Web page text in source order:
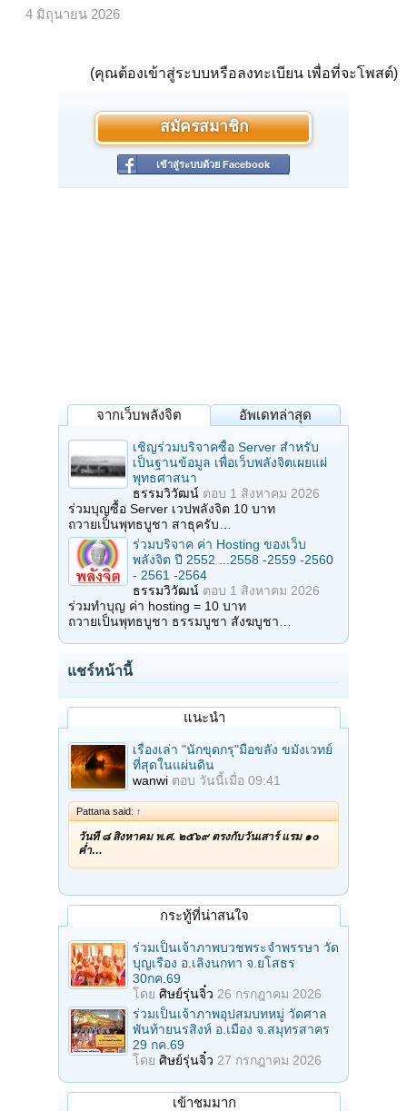
4 มิถุนายน 2026
(คุณต้องเข้าสู่ระบบหรือลงทะเบียน เพื่อที่จะโพสต์)
สมัครสมาชิก
เข้าสู่ระบบด้วย Facebook
จากเว็บพลังจิต อัพเดทล่าสุด
เชิญร่วมบริจาคซื้อ Server สำหรับ
เป็นฐานข้อมูล เพื่อเว็บพลังจิตเผยแผ่
พุทธศาสนา
ธรรมวิวัฒน์ ตอบ 1 สิงหาคม 2026
ร่วมบุญซื้อ Server เวปพลังจิต 10 บาท
ถวายเป็นพุทธบูชา สาธุครับ…
ร่วมบริจาค ค่า Hosting ของเว็บ
พลังจิต ปี 2552 ...2558 -2559 -2560
- 2561 -2564
ธรรมวิวัฒน์ ตอบ 1 สิงหาคม 2026
ร่วมทำบุญ ค่า hosting = 10 บาท
ถวายเป็นพุทธบูชา ธรรมบูชา สังฆบูชา…
แชร์หน้านี้
แนะนำ
เรื่องเล่า "นักขุดกรุ"มือขลัง ขมังเวทย์
ที่สุดในแผ่นดิน
wanwi ตอบ วันนี้เมื่อ 09:41
Pattana said: ↑
วันที่ ๘ สิงหาคม พ.ศ. ๒๕๖๙ ตรงกับวันเสาร์ แรม ๑๐
ค่ำ…
กระทู้ที่น่าสนใจ
ร่วมเป็นเจ้าภาพบวชพระจำพรรษา วัด
บุญเรือง อ.เลิงนกทา จ.ยโสธร
30กค.69
โดย ศิษย์รุ่นจิ๋ว 26 กรกฎาคม 2026
ร่วมเป็นเจ้าภาพอุปสมบทหมู่ วัดศาล
พันท้ายนรสิงห์ อ.เมือง จ.สมุทรสาคร
29 กค.69
โดย ศิษย์รุ่นจิ๋ว 27 กรกฎาคม 2026
เข้าชมมาก